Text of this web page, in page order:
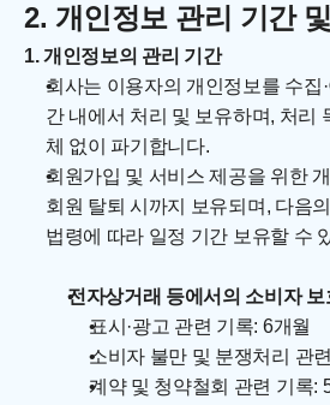
2. 개인정보 관리 기간 및
1. 개인정보의 관리 기간
회사는 이용자의 개인정보를 수집
간 내에서 처리 및 보유하며, 처리
체 없이 파기합니다.
회원가입 및 서비스 제공을 위한
회원 탈퇴 시까지 보유되며, 다음
법령에 따라 일정 기간 보유할 수
전자상거래 등에서의 소비자
표시·광고 관련 기록: 6개월
소비자 불만 및 분쟁처리 관
계약 및 청약철회 관련 기록: